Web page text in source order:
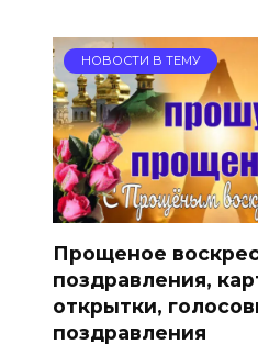
НОВОСТИ В ТЕМУ
Прощеное
поздравления,
открытки,
поздравления